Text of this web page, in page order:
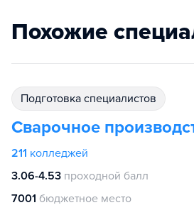
Похожие
подготовка специалистов
Сварочное
211 колледжей
3.06-4.53 проходной балл
7001 бюджетное место